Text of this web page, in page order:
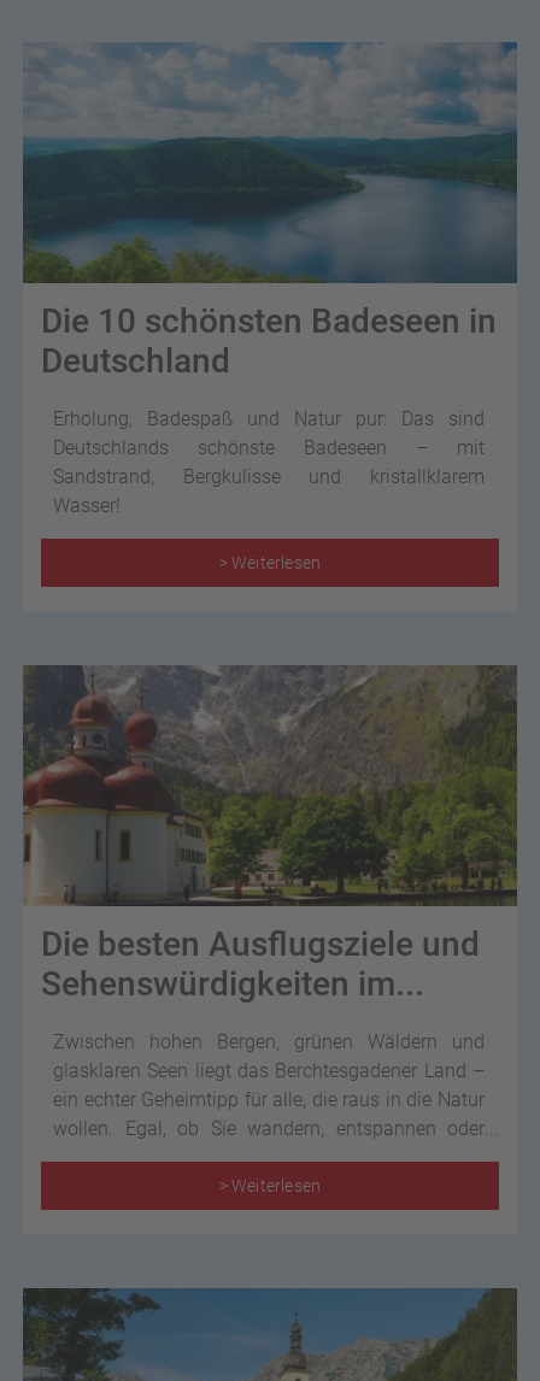
Die 10 schönsten Badeseen in
Deutschland
Erholung, Badespaß und Natur pur: Das sind
Deutschlands schönste Badeseen – mit
Sandstrand, Bergkulisse und kristallklarem
Wasser!
> Weiterlesen
Die besten Ausflugsziele und
Sehenswürdigkeiten im...
Zwischen hohen Bergen, grünen Wäldern und
glasklaren Seen liegt das Berchtesgadener Land –
ein echter Geheimtipp für alle, die raus in die Natur
wollen. Egal, ob Sie wandern, entspannen oder
einfach die Aussicht genießen möchten, hier gibt
es jede Menge zu entdecken.
> Weiterlesen